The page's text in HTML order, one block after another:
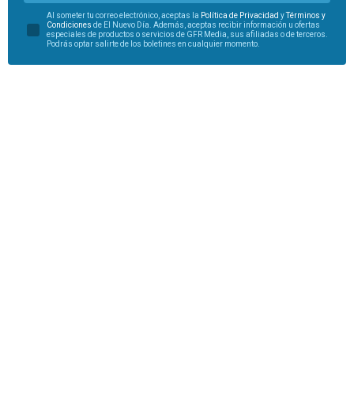
Al someter tu correo electrónico, aceptas la Política de Privacidad yTérminos y
Condiciones de El Nuevo Día. Además, aceptas recibir información u ofertas
especiales de productos o servicios de GFR Media, sus afiliadas o de terceros.
Podrás optar salirte de los boletines en cualquier momento.